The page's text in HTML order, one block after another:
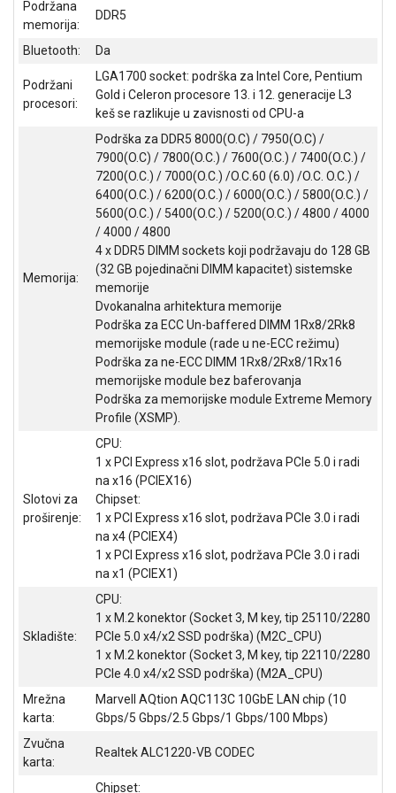
NADZOR I
SIGURNOSNA
OPREMA
SOFTWARE
KABLOVI I
KRIPTO
Podržana
memorija:
DDR5
Bluetooth: Da
Podržani
procesori:
LGA1700 socket: podrška za Intel Core, Pentium
Gold i Celeron procesore 13. i 12. generacije L3
keš se razlikuje u zavisnosti od CPU-a
Memorija:
Podrška za DDR5 8000(O.C) / 7950(O.C) /
7900(O.C) / 7800(O.C.) / 7600(O.C.) / 7400(O.C.) /
7200(O.C.) / 7000(O.C.) /O.C.60 (6.0) /O.C. O.C.) /
6400(O.C.) / 6200(O.C.) / 6000(O.C.) / 5800(O.C.) /
5600(O.C.) / 5400(O.C.) / 5200(O.C.) / 4800 / 4000
/ 4000 / 4800
4 x DDR5 DIMM sockets koji podržavaju do 128 GB
(32 GB pojedinačni DIMM kapacitet) sistemske
memorije
Dvokanalna arhitektura memorije
Podrška za ECC Un-baffered DIMM 1Rx8/2Rk8
memorijske module (rade u ne-ECC režimu)
Podrška za ne-ECC DIMM 1Rx8/2Rx8/1Rx16
memorijske module bez baferovanja
Podrška za memorijske module Extreme Memory
Profile (XSMP).
Slotovi za
proširenje:
CPU:
1 x PCI Express x16 slot, podržava PCIe 5.0 i radi
na x16 (PCIEX16)
Chipset:
1 x PCI Express x16 slot, podržava PCIe 3.0 i radi
na x4 (PCIEX4)
1 x PCI Express x16 slot, podržava PCIe 3.0 i radi
na x1 (PCIEX1)
Skladište:
CPU:
1 x M.2 konektor (Socket 3, M key, tip 25110/2280
PCIe 5.0 x4/x2 SSD podrška) (M2C_CPU)
1 x M.2 konektor (Socket 3, M key, tip 22110/2280
PCIe 4.0 x4/x2 SSD podrška) (M2A_CPU)
Mrežna
karta:
Marvell AQtion AQC113C 10GbE LAN chip (10
Gbps/5 Gbps/2.5 Gbps/1 Gbps/100 Mbps)
Zvučna
karta:
Realtek ALC1220-VB CODEC
Chipset: